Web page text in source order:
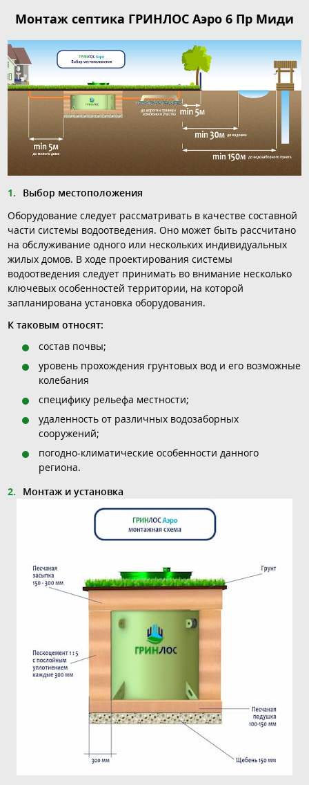
Монтаж септика ГРИНЛОС Аэро 6 Пр Миди
Выбор местоположения
Оборудование следует рассматривать в качестве составной
части системы водоотведения. Оно может быть рассчитано
на обслуживание одного или нескольких индивидуальных
жилых домов. В ходе проектирования системы
водоотведения следует принимать во внимание несколько
ключевых особенностей территории, на которой
запланирована установка оборудования.
К таковым относят:
состав почвы;
уровень прохождения грунтовых вод и его возможные
колебания
специфику рельефа местности;
удаленность от различных водозаборных
сооружений;
погодно-климатические особенности данного
региона.
Монтаж и установка